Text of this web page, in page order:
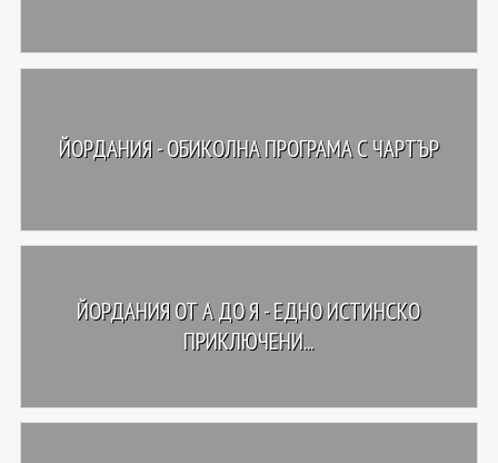
ЙОРДАНИЯ - ОБИКОЛНА ПРОГРАМА С ЧАРТЪР
ЙОРДАНИЯ ОТ А ДО Я - ЕДНО ИСТИНСКО
ПРИКЛЮЧЕНИ...